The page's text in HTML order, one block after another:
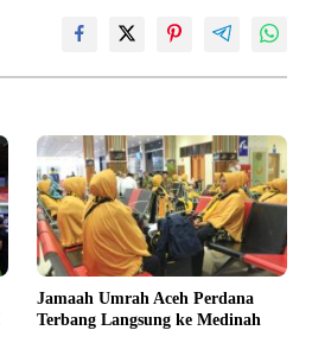
Jamaah Umrah Aceh Perdana
Terbang Langsung ke Medinah